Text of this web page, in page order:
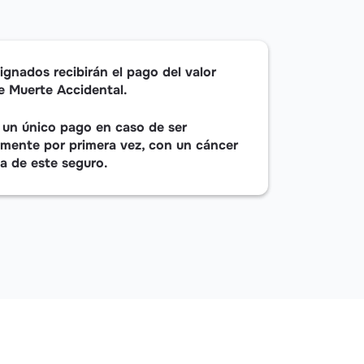
recibirán el pago del valor
Muerte Accidental.
único pago en caso de ser
por primera vez, con un cáncer
de este seguro.